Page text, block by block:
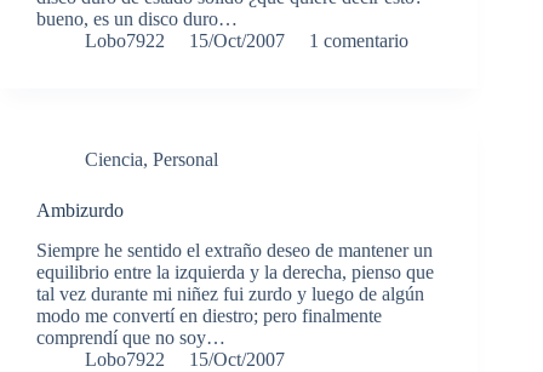
bueno, es un disco duro…
Lobo7922
15/Oct/2007 1 comentario
Ciencia, Personal
Ambizurdo
Siempre he sentido el extraño deseo de mantener un
equilibrio entre la izquierda y la derecha, pienso que
tal vez durante mi niñez fui zurdo y luego de algún
modo me convertí en diestro; pero finalmente
comprendí que no soy…
Lobo7922
15/Oct/2007